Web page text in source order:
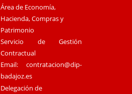
Área de Economía,
Hacienda, Compras y
Patrimonio
Servicio de Gestión
Contractual
Email:contratacion@dip-
badajoz.es
Delegación de